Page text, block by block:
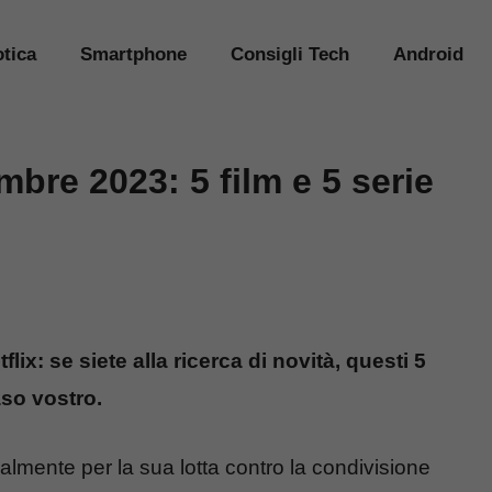
Smartphone Consigli Tech Android
2023: 5 film e 5 serie
se siete alla ricerca di novità, questi 5
vostro.
per la sua lotta contro la condivisione